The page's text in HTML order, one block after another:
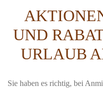
UND
URLAUB
Sie haben es richtig, bei